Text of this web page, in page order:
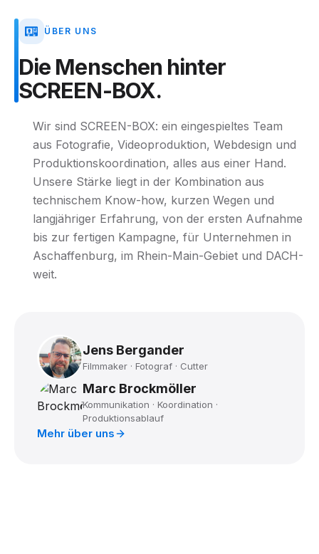
ÜBER UNS
Die Menschen hinter
SCREEN-BOX.
Wir sind SCREEN-BOX: ein eingespieltes Team
aus Fotografie, Videoproduktion, Webdesign und
Produktionskoordination, alles aus einer Hand.
Unsere Stärke liegt in der Kombination aus
technischem Know-how, kurzen Wegen und
langjähriger Erfahrung, von der ersten Aufnahme
bis zur fertigen Kampagne, für Unternehmen in
Aschaffenburg, im Rhein-Main-Gebiet und DACH-
weit.
Jens Bergander
Filmmaker · Fotograf · Cutter
Marc Brockmöller
Kommunikation · Koordination ·
Produktionsablauf
Mehr über uns